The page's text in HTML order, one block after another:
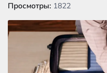
Просмотры: 1822